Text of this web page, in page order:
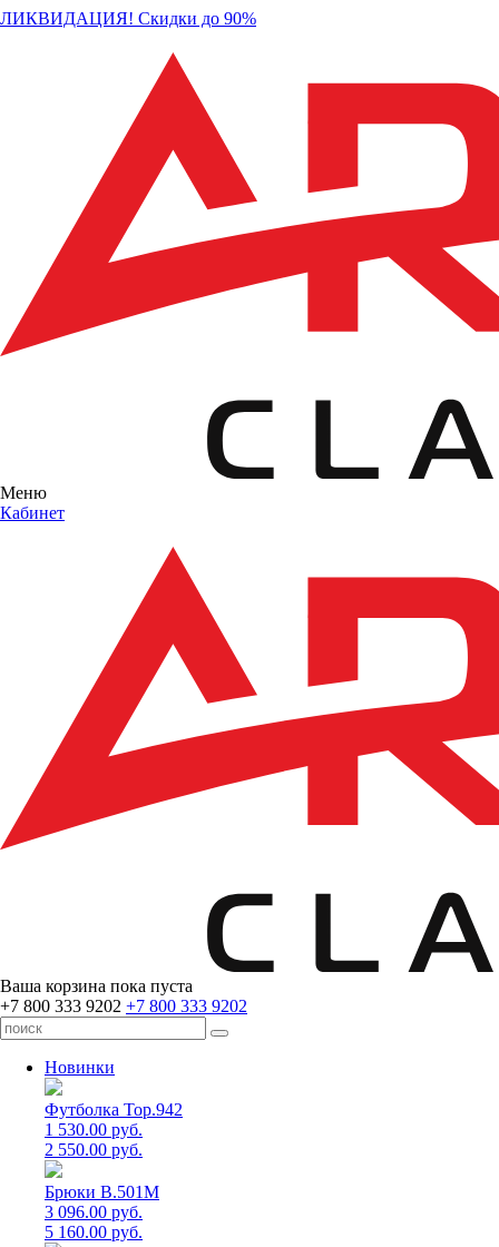
ЛИКВИДАЦИЯ! Скидки до 90%
Меню
Кабинет
Ваша корзина пока пуста
+7 800 333 9202 +7 800 333 9202
Новинки
Футболка Top.942
1 530.00 руб.
2 550.00 руб.
Брюки B.501M
3 096.00 руб.
5 160.00 руб.